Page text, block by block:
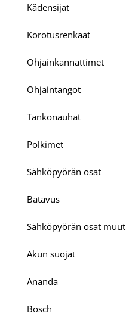
Kädensijat
Korotusrenkaat
Ohjainkannattimet
Ohjaintangot
Tankonauhat
Polkimet
Sähköpyörän osat
Batavus
Sähköpyörän osat muut
Akun suojat
Ananda
Bosch